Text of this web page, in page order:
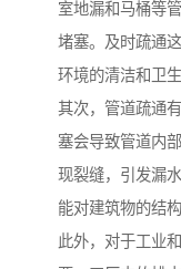
室地漏和马桶等
堵塞。及时疏通
环境的清洁和卫生
其次，管道疏通
塞会导致管道内
现裂缝，引发漏
能对建筑物的结
此外，对于工业